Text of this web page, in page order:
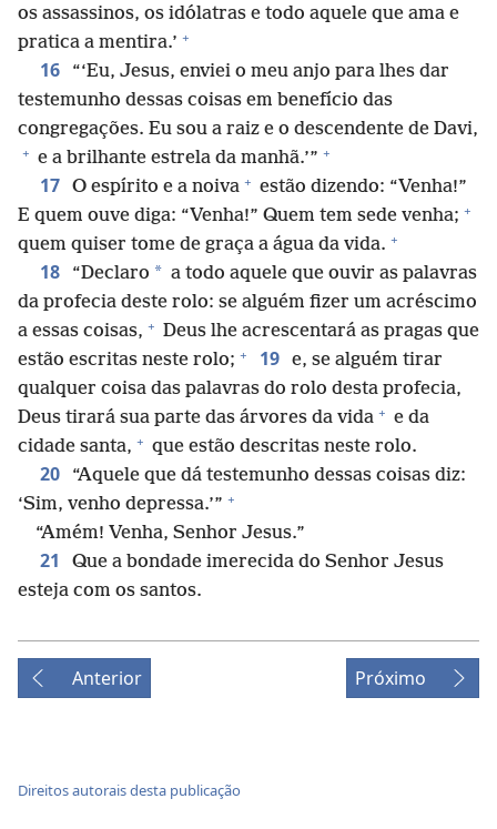
os assassinos, os idólatras e todo aquele que ama e
pratica a mentira.’ +
16
“‘Eu, Jesus, enviei o meu anjo para lhes dar
testemunho dessas coisas em benefício das
congregações. Eu sou a raiz e o descendente de Davi,
+ e a brilhante estrela da manhã.’” +
17 O espírito e a noiva + estão dizendo: “Venha!”
E quem ouve diga: “Venha!” Quem tem sede venha; +
quem quiser tome de graça a água da vida. +
18 “Declaro * a todo aquele que ouvir as palavras
da profecia deste rolo: se alguém fizer um acréscimo
a essas coisas, + Deus lhe acrescentará as pragas que
estão escritas neste rolo; + 19 e, se alguém tirar
qualquer coisa das palavras do rolo desta profecia,
Deus tirará sua parte das árvores da vida + e da
cidade santa, + que estão descritas neste rolo.
20
“Aquele que dá testemunho dessas coisas diz:
‘Sim, venho depressa.’” +
“Amém! Venha, Senhor Jesus.”
21
Que a bondade imerecida do Senhor Jesus
esteja com os santos.
Anterior Próximo
Direitos autorais desta publicação